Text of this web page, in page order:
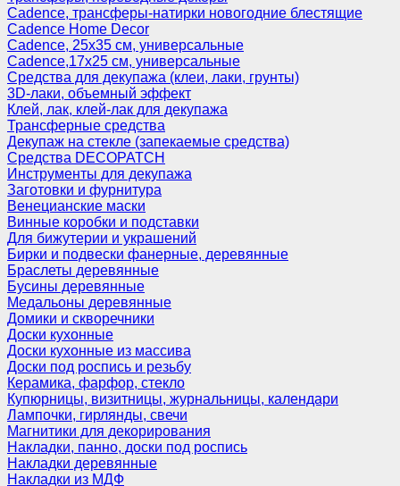
Cadence, трансферы-натирки новогодние блестящие
Cadence Home Decor
Cadence, 25х35 см, универсальные
Cadence,17х25 см, универсальные
Средства для декупажа (клеи, лаки, грунты)
3D-лаки, объемный эффект
Клей, лак, клей-лак для декупажа
Трансферные средства
Декупаж на стекле (запекаемые средства)
Средства DECOPATCH
Инструменты для декупажа
Заготовки и фурнитура
Венецианские маски
Винные коробки и подставки
Для бижутерии и украшений
Бирки и подвески фанерные, деревянные
Браслеты деревянные
Бусины деревянные
Медальоны деревянные
Домики и скворечники
Доски кухонные
Доски кухонные из массива
Доски под роспись и резьбу
Керамика, фарфор, стекло
Купюрницы, визитницы, журнальницы, календари
Лампочки, гирлянды, свечи
Магнитики для декорирования
Накладки, панно, доски под роспись
Накладки деревянные
Накладки из МДФ